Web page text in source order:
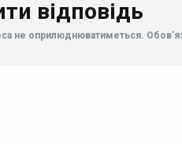
відповідь
не оприлюднюватиметься.